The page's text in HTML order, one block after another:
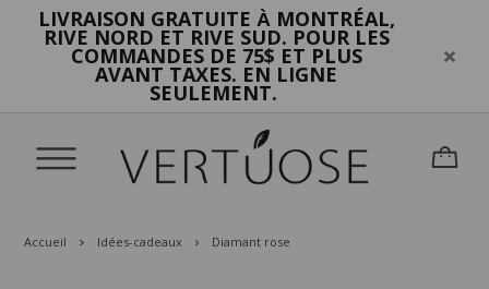
LIVRAISON GRATUITE À MONTRÉAL,
RIVE NORD ET RIVE SUD. POUR LES
COMMANDES DE 75$ ET PLUS
AVANT TAXES. EN LIGNE
SEULEMENT.
Accueil Idées-cadeaux Diamant rose